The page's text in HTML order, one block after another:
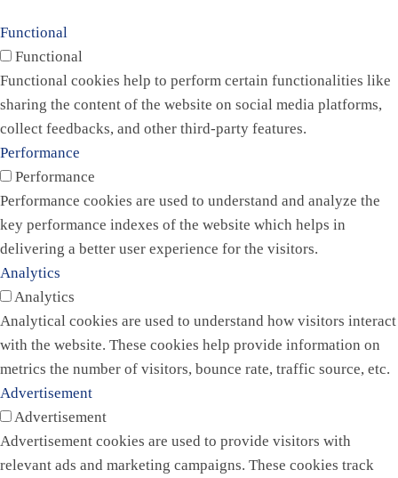
Functional
Functional
Functional cookies help to perform certain functionalities like
sharing the content of the website on social media platforms,
collect feedbacks, and other third-party features.
Performance
Performance
Performance cookies are used to understand and analyze the
key performance indexes of the website which helps in
delivering a better user experience for the visitors.
Analytics
Analytics
Analytical cookies are used to understand how visitors interact
with the website. These cookies help provide information on
metrics the number of visitors, bounce rate, traffic source, etc.
Advertisement
Advertisement
Advertisement cookies are used to provide visitors with
relevant ads and marketing campaigns. These cookies track